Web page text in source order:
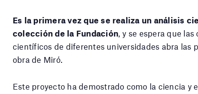
Es la primera vez que se realiza un análisis
colección de la Fundación, y se espera que
científicos de diferentes universidades abra las
obra de Miró.
Este proyecto ha demostrado como la ciencia y